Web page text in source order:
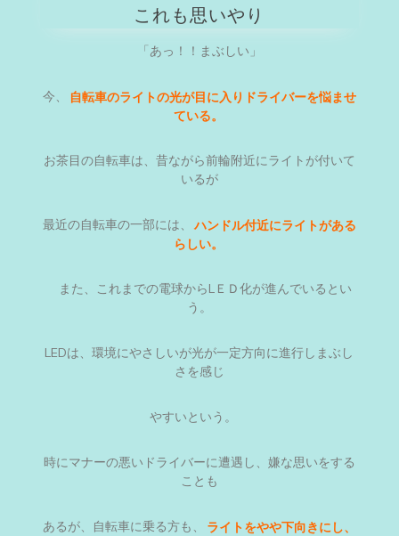
これも思いやり
「あっ！！まぶしい」
今、
自転車のライトの光が目に入りドライバーを悩ませ
ている。
お茶目の自転車は、昔ながら前輪附近にライトが付いて
いるが
最近の自転車の一部には、
ハンドル付近にライトがある
らしい。
また、これまでの電球からLＥＤ化が進んでいるとい
う。
LEDは、環境にやさしいが光が一定方向に進行しまぶし
さを感じ
やすいという。
時にマナーの悪いドライバーに遭遇し、嫌な思いをする
ことも
あるが、自転車に乗る方も、
ライトをやや下向きにし、